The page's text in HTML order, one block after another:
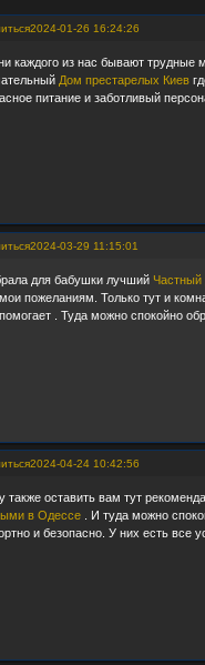
2024-01-26 16:24:26
каждого из нас бывают трудные
Дом престарелых Киев
питание и заботливый
2024-03-29 11:15:01
для бабушки лучший
пожеланиям. Только тут и
. Туда можно спокойно
2024-04-24 10:42:56
также оставить вам тут
в Одессе . И туда можно
и безопасно. У них есть все